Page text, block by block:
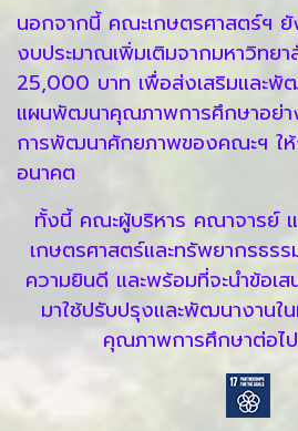
นอกจากนี้ คณะเกษตรศาสตร์ฯ
งบประมาณเพิ่มเติมจากมหาวิทยา
25,000 บาท เพื่อส่งเสริมและพั
แผนพัฒนาคุณภาพการศึกษาอย่า
การพัฒนาศักยภาพของคณะฯ ให้
อนาคต
ทั้งนี้ คณะผู้บริหาร คณาจารย์
เกษตรศาสตร์และทรัพยากรธร
ความยินดี และพร้อมที่จะนำข้อเส
มาใช้ปรับปรุงและพัฒนางานใ
คุณภาพการศึกษาต่อไ